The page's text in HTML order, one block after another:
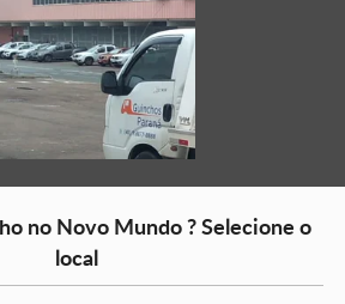
no Novo Mundo ? Selecione o
local